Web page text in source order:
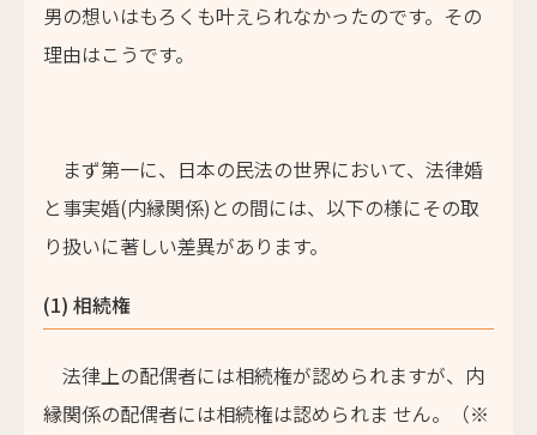
男の想いはもろくも叶えられなかったのです。その
理由はこうです。
まず第一に、日本の民法の世界において、法律婚
と事実婚(内縁関係)との間には、以下の様にその取
り扱いに著しい差異があります。
(1) 相続権
法律上の配偶者には相続権が認められますが、内
縁関係の配偶者には相続権は認められま せん。（※